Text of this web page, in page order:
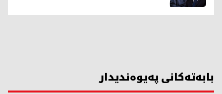
بابەتەکانی پەیوەندیدار